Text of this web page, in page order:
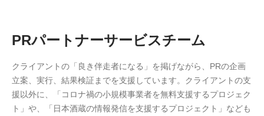
PRパートナーサービスチーム
クライアントの「良き伴走者になる」を掲げながら、PRの企画
立案、実行、結果検証までを支援しています。クライアントの支
援以外に、「コロナ禍の小規模事業者を無料支援するプロジェク
ト」や、「日本酒蔵の情報発信を支援するプロジェクト」なども